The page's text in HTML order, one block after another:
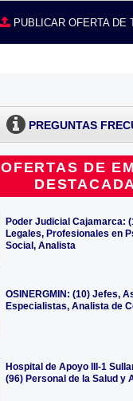
PUBLICAR OFERTA DE
PREGUNTAS
OFERTAS DE
Poder Judicial Cajamarca:
Legales, Profesionales en
Social, Analista
OSINERGMIN: (10) Jefes,
Especialistas, Analista de
Hospital de Apoyo III-1
(96) Personal de la Salud y